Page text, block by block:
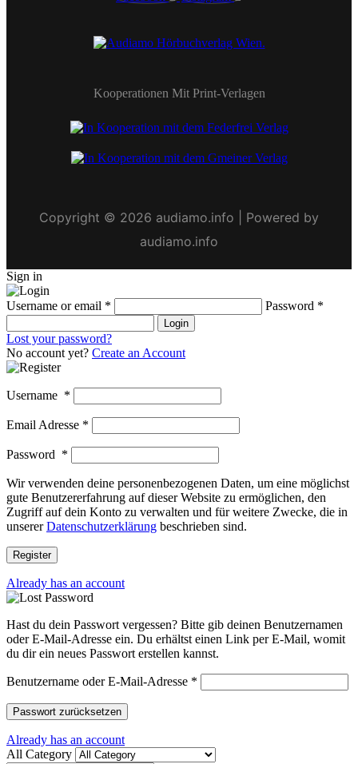
Kooperationen Mit Print-Verlagen
Copyright © 2026 audiamo.info | Powered by
audiamo.info
Sign in
Username or email * Password *
Login
Lost your password?
No account yet? Create an Account
Username *
Email Adresse *
Password *
Wir verwenden deine personenbezogenen Daten, um eine möglichst
gute Benutzererfahrung auf dieser Website zu ermöglichen, den
Zugriff auf dein Konto zu verwalten und für weitere Zwecke, die in
unsererDatenschutzerklärung beschrieben sind.
Register
Already has an account
Hast du dein Passwort vergessen? Bitte gib deinen Benutzernamen
oder E-Mail-Adresse ein. Du erhältst einen Link per E-Mail, womit
du dir ein neues Passwort erstellen kannst.
Benutzername oder E-Mail-Adresse *
Passwort zurücksetzen
Already has an account
Close
All Category